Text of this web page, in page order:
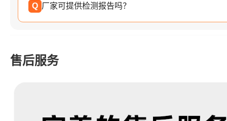
Q 厂家可提供检测报告吗？
售后服务